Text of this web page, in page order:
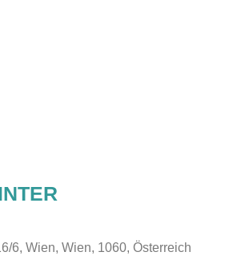
6, Wien, Wien, 1060, Österreich